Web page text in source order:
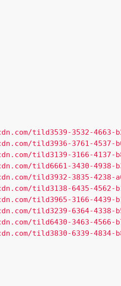
tild3539-3532-4663-
tild3936-3761-4537-
tild3139-3166-4137-
tild6661-3430-4938-
tild3932-3835-4238-
tild3138-6435-4562-
tild3965-3166-4439-
tild3239-6364-4338-
tild6430-3463-4566-
tild3830-6339-4834-